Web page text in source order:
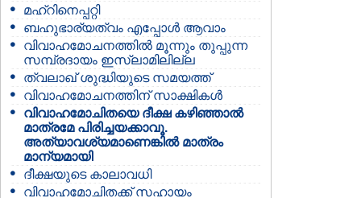
മഹ്റിനെപ്പറ്റി
ബഹുഭാര്യത്വം എപ്പോള്‍ ആവാം
വിവാഹമോചനത്തില്‍ മൂന്നും തുപ്പുന്ന
സമ്പ്രദായം ഇസ്ലാമിലില്ല
ത്വലാഖ് ശുദ്ധിയുടെ സമയത്ത്
വിവാഹമോചനത്തിന് സാക്ഷികള്‍
വിവാഹമോചിതയെ ദീക്ഷ കഴിഞ്ഞാല്‍
മാത്രമേ പിരിച്ചയക്കാവൂ.
അത്യാവശ്യമാണെങ്കില്‍ മാത്രം
മാന്യമായി
ദീക്ഷയുടെ കാലാവധി
വിവാഹമോചിതക്ക് സഹായം